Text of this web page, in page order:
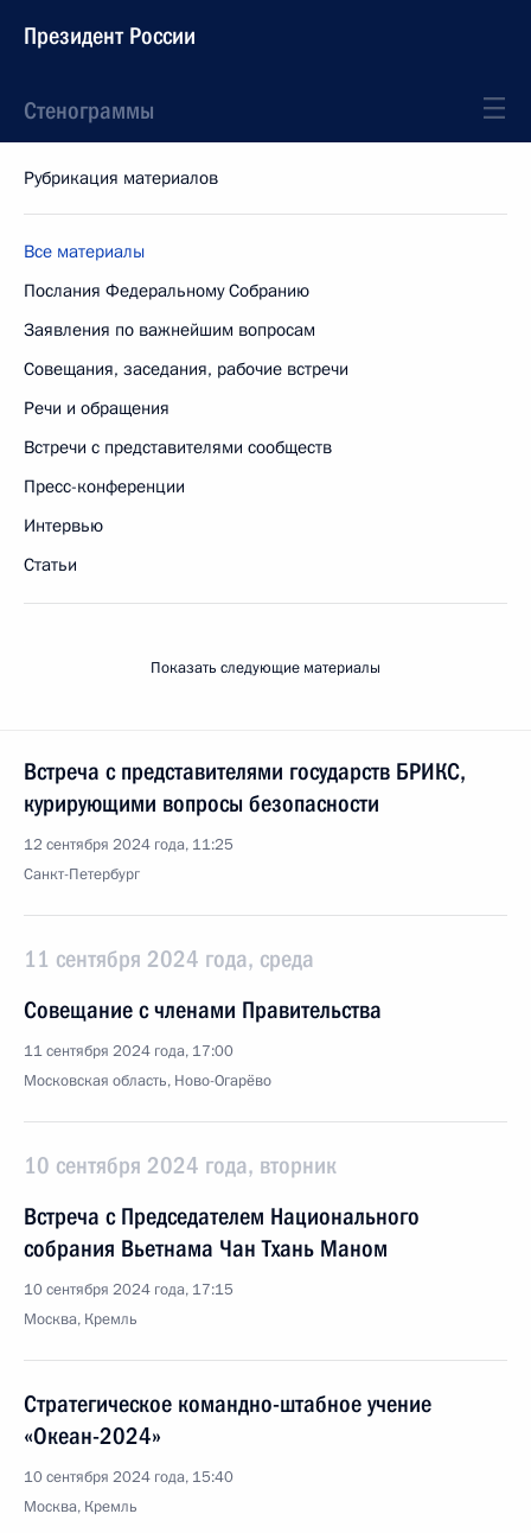
Президент России
Стенограммы
Рубрикация материалов
Все материалы
Послания Федеральному Собранию
Заявления по важнейшим вопросам
Совещания, заседания, рабочие встречи
Речи и обращения
Встречи с представителями сообществ
Пресс-конференции
Интервью
Статьи
Показать следующие материалы
Встреча с представителями государств БРИКС,
курирующими вопросы безопасности
12 сентября 2024 года, 11:25
Санкт-Петербург
11 сентября 2024 года, среда
Совещание с членами Правительства
11 сентября 2024 года, 17:00
Московская область, Ново-Огарёво
10 сентября 2024 года, вторник
Встреча с Председателем Национального
собрания Вьетнама Чан Тхань Маном
10 сентября 2024 года, 17:15
Москва, Кремль
Стратегическое командно-штабное учение
«Океан-2024»
10 сентября 2024 года, 15:40
Москва, Кремль